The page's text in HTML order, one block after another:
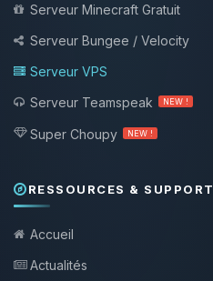
Serveur Minecraft Gratuit
Serveur Bungee / Velocity
Serveur VPS
Serveur Teamspeak
NEW !
Super Choupy NEW !
RESSOURCES & SUPPORT
Accueil
Actualités